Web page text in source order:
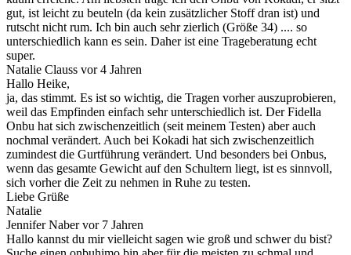
gut, ist leicht zu beuteln (da kein zusätzlicher Stoff dran ist) und
rutscht nicht rum. Ich bin auch sehr zierlich (Größe 34) .... so
unterschiedlich kann es sein. Daher ist eine Trageberatung echt
super.
Natalie Clauss vor 4 Jahren
Hallo Heike,
ja, das stimmt. Es ist so wichtig, die Tragen vorher auszuprobieren,
weil das Empfinden einfach sehr unterschiedlich ist. Der Fidella
Onbu hat sich zwischenzeitlich (seit meinem Testen) aber auch
nochmal verändert. Auch bei Kokadi hat sich zwischenzeitlich
zumindest die Gurtführung verändert. Und besonders bei Onbus,
wenn das gesamte Gewicht auf den Schultern liegt, ist es sinnvoll,
sich vorher die Zeit zu nehmen in Ruhe zu testen.
Liebe Grüße
Natalie
Jennifer Naber vor 7 Jahren
Hallo kannst du mir vielleicht sagen wie groß und schwer du bist?